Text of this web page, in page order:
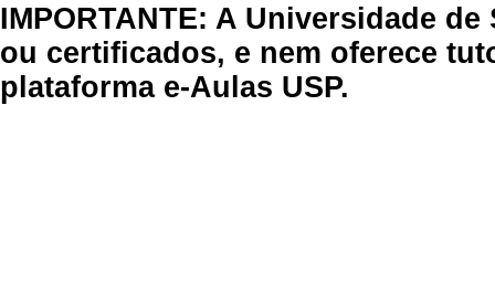
IMPORTANTE: A Universidade
ou certificados, e nem oferece
plataforma e-Aulas USP.